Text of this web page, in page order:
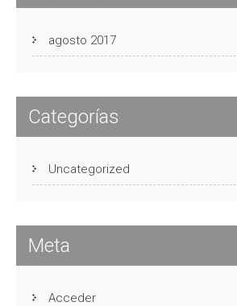
agosto 2017
Categorías
Uncategorized
Meta
Acceder